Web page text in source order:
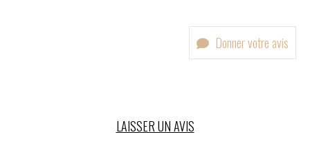
Donner votre avis
LAISSER UN AVIS